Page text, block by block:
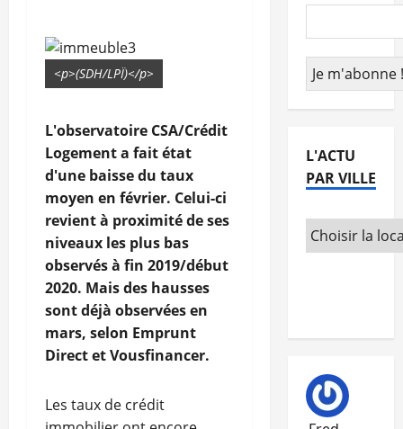
<p>(SDH/LPÏ)</p>
L'observatoire CSA/Crédit
Logement a fait état
d'une baisse du taux
moyen en février. Celui-ci
revient à proximité de ses
niveaux les plus bas
observés à fin 2019/début
2020. Mais des hausses
sont déjà observées en
mars, selon Emprunt
Direct et Vousfinancer.
Les taux de crédit
L'ACTU
PAR VILLE